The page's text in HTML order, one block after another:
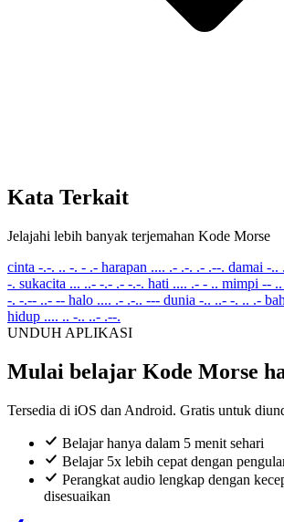
Kata Terkait
Jelajahi lebih banyak terjemahan Kode Morse
cinta -.-. .. -. - .- harapan .... .- .-. .- .--. damai -..
-. sukacita ... ..- -.- .- -.-. hati .... .- - .. mimpi --
-. -.-- ..- -- halo .... .- .-.. --- dunia -.. ..- -. .. .-
hidup .... .. -.. ..- .--.
UNDUH APLIKASI
Mulai belajar Kode Morse
Tersedia di iOS dan Android. Gratis untuk
Belajar hanya dalam 5 menit sehari
Belajar 5x lebih cepat dengan
Perangkat audio lengkap dengan
disesuaikan